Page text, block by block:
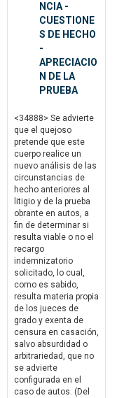
NCIA -
CUESTIONE
S DE HECHO
-
APRECIACIO
N DE LA
PRUEBA
<34888> Se advierte
que el quejoso
pretende que este
cuerpo realice un
nuevo análisis de las
circunstancias de
hecho anteriores al
litigio y de la prueba
obrante en autos, a
fin de determinar si
resulta viable o no el
recargo
indemnizatorio
solicitado, lo cual,
como es sabido,
resulta materia propia
de los jueces de
grado y exenta de
censura en casación,
salvo absurdidad o
arbitrariedad, que no
se advierte
configurada en el
caso de autos. (Del